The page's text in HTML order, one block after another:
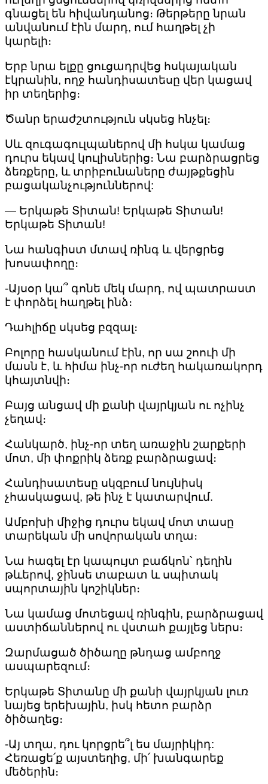
գնացել են հիվանդանոց։ Թերթերը նրան
անվանում էին մարդ, ում հաղթել չի
կարելի։
Երբ նրա ելքը ցուցադրվեց հսկայական
էկրանին, ողջ հանդիսատեսը վեր կացավ
իր տեղերից։
Ծանր երաժշտություն սկսեց հնչել։
Սև զուգագուլպաներով մի հսկա կամաց
դուրս եկավ կուլիսներից։ Նա բարձրացրեց
ձեռքերը, և տրիբունաները ժայթքեցին
բացականչություններով:
— Երկաթե Տիտան! Երկաթե Տիտան!
Երկաթե Տիտան!
Նա հանգիստ մտավ ռինգ և վերցրեց
խոսափողը։
-Այսօր կա՞ գոնե մեկ մարդ, ով պատրաստ
է փորձել հաղթել ինձ։
Դահլիճը սկսեց բզզալ։
Բոլորը հասկանում էին, որ սա շոուի մի
մասն է, և հիմա ինչ-որ ուժեղ հակառակորդ
կհայտնվի։
Բայց անցավ մի քանի վայրկյան ու ոչինչ
չեղավ։
Հանկարծ, ինչ-որ տեղ առաջին շարքերի
մոտ, մի փոքրիկ ձեռք բարձրացավ։
Հանդիսատեսը սկզբում նույնիսկ
չհասկացավ, թե ինչ է կատարվում.
Ամբոխի միջից դուրս եկավ մոտ տասը
տարեկան մի սովորական տղա։
Նա հագել էր կապույտ բաճկոն՝ դեղին
թևերով, ջինսե տաբատ և սպիտակ
սպորտային կոշիկներ։
Նա կամաց մոտեցավ ռինգին, բարձրացավ
աստիճաններով ու վստահ քայլեց ներս։
Զարմացած ծիծաղը թնդաց ամբողջ
ասպարեզում։
Երկաթե Տիտանը մի քանի վայրկյան լուռ
նայեց երեխային, իսկ հետո բարձր
ծիծաղեց։
-Այ տղա, դու կորցրե՞լ ես մայրիկիդ:
Հեռացե՛ք այստեղից, մի՛ խանգարեք
մեծերին։